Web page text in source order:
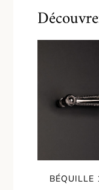
BÉQUILLE